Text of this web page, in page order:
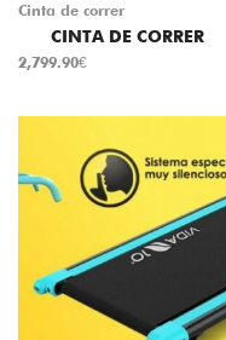
Cinta de correr
CINTA DE CORRER
2,799.90€